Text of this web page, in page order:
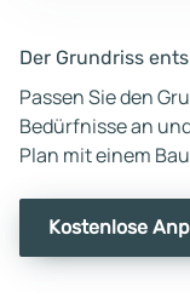
Der Grundriss
Passen Sie den
Bedürfnisse an
Plan mit einem
Kostenlose